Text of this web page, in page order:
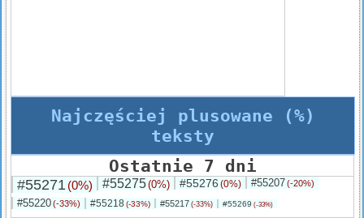
Najczęściej plusowane (%)
teksty
Ostatnie 7 dni
#55271(0%) #55275(0%) #55276 (0%) #55207(-20%)
#55220(-33%) #55218 (-33%) #55217 (-33%) #55269 (-33%)